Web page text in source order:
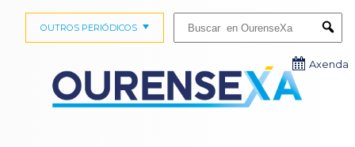
OUTROS PERIÓDICOS
Axenda